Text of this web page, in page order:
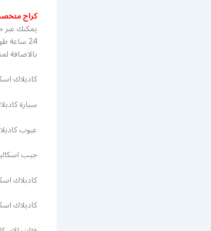
كراج
يمكنك عبر
24
بالاضافة
كاديلاك
سيارة كاديلاك
عيوب
جيب
كاديلاك
كاديلاك